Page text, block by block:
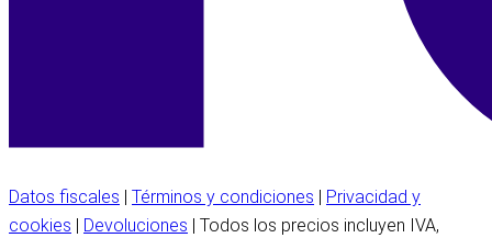
Datos fiscales | Términos y condiciones | Privacidad y
cookies | Devoluciones | Todos los precios incluyen IVA,